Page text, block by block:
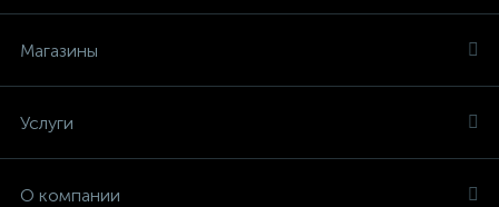
Магазины
Услуги
О компании